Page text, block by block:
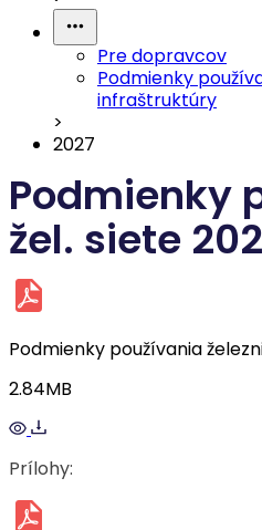
Pre dopravcov
Podmienky
infraštruktúry
>
2027
Podmienky
žel. siete
Podmienky používania
2.84MB
Prílohy: